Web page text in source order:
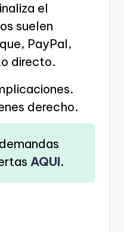
el
suelen
PayPal,
directo.
derecho.
AQUI.